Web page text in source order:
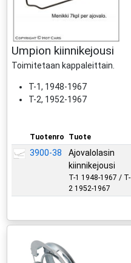
Umpion kiinnikejousi
Toimitetaan kappaleittain.
T-1, 1948-1967
T-2, 1952-1967
Tuotenro Tuote
3900-38
Ajovalolasin
kiinnikejousi
T-1 1948-1967 / T-
2 1952-1967